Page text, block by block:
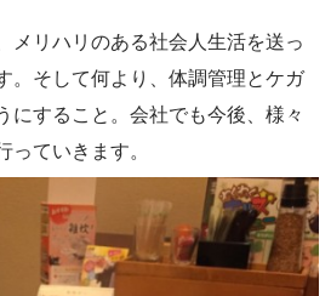
メリハリのある社会人生活を送っ
。そして何より、体調管理とケガ
にすること。会社でも今後、様々
っていきます。